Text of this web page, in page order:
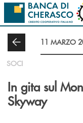
Salta al contenuto
11 MARZO
SOCI
In gita sul
Skyway